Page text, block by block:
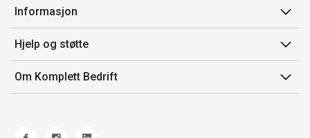
Min side
Ordreoversikt
Mine produkter
Informasjon
Salgsbetingelser
Avtalevilkår for Komplett Bedrift Pluss
Produsenter
Hjelp og støtte
Kontakt oss
Retur
Om Komplett Bedrift